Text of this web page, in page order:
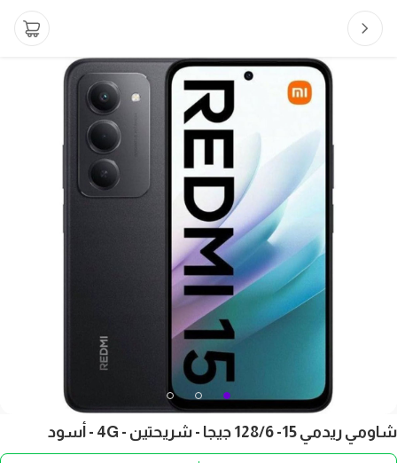
شاومي ريدمي 15- 128/6 جيجا - شريحتين - 4G - أسود